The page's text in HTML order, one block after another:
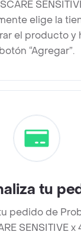
elige la
el producto y
botón “Agregar”.
tu
pedido de
SENSITIVE